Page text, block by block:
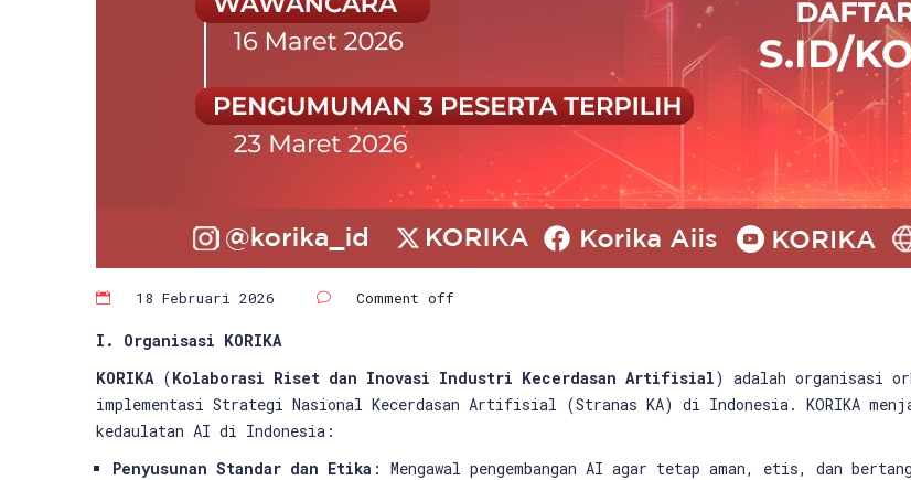
18 Februari 2026 Comment off
I. Organisasi KORIKA
KORIKA (Kolaborasi Riset dan Inovasi Industri Kecerdasan Artifisial) adalah organisasi
implementasi Strategi Nasional Kecerdasan Artifisial (Stranas KA) di Indonesia. KORIKA
kedaulatan AI di Indonesia:
Penyusunan Standar dan Etika : Mengawal pengembangan AI agar tetap aman, etis, dan